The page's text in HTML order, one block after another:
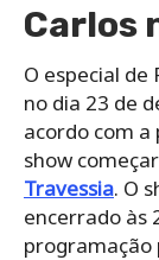
Carlos
O especial de
no dia 23 de
acordo com a
show
Travessia. O
encerrado às
programação